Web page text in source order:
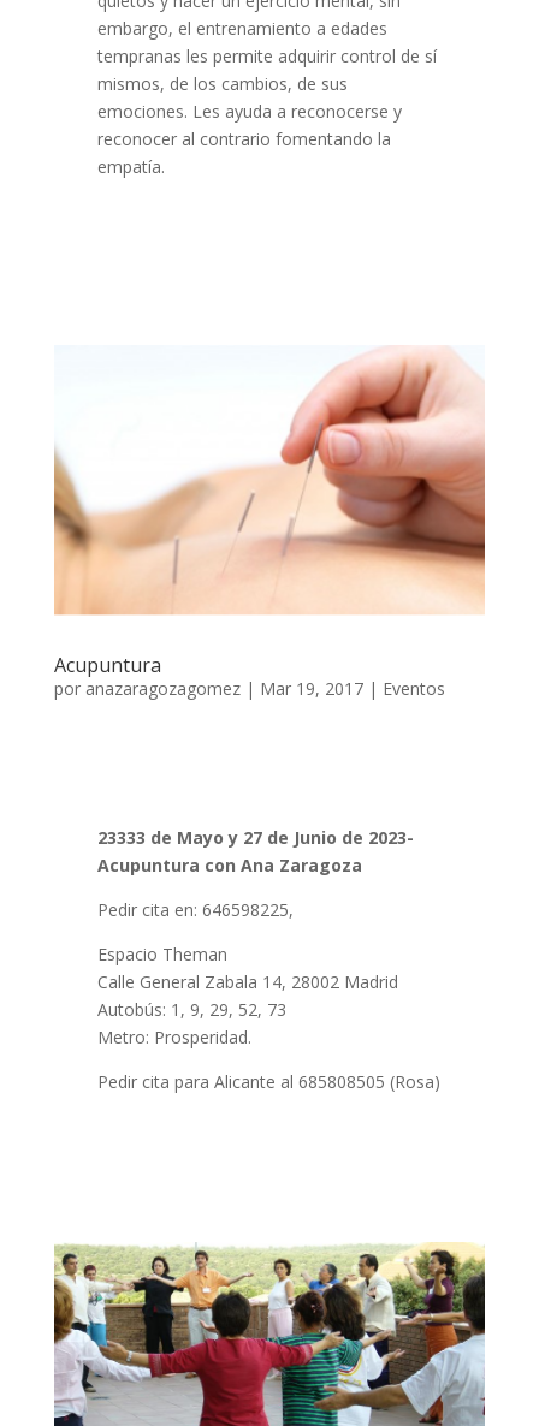
embargo, el entrenamiento a edades
tempranas les permite adquirir control de sí
mismos, de los cambios, de sus
emociones. Les ayuda a reconocerse y
reconocer al contrario fomentando la
empatía.
Acupuntura
por anazaragozagomez| Mar 19, 2017| Eventos
23333 de Mayo y 27 de Junio de 2023-
Acupuntura con Ana Zaragoza
Pedir cita en: 646598225,
Espacio Theman
Calle General Zabala 14, 28002 Madrid
Autobús: 1, 9, 29, 52, 73
Metro: Prosperidad.
Pedir cita para Alicante al 685808505 (Rosa)